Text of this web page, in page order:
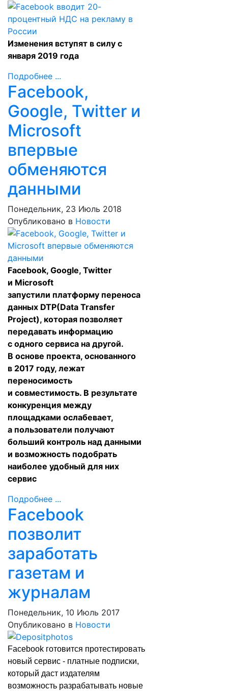
Изменения вступят в силу с
января 2019 года
Подробнее ...
Facebook,
Google, Twitter и
Microsoft
впервые
обменяются
данными
Понедельник, 23 Июль 2018
Опубликовано в Новости
Facebook, Google, Twitter
и Microsoft
запустили платформу переноса
данных DTP(Data Transfer
Project), которая позволяет
передавать информацию
с одного сервиса на другой.
В основе проекта, основанного
в 2017 году, лежат
переносимость
и совместимость. В результате
конкуренция между
площадками ослабевает,
а пользователи получают
больший контроль над данными
и возможность подобрать
наиболее удобный для них
сервис
Подробнее ...
Facebook
позволит
заработать
газетам и
журналам
Понедельник, 10 Июль 2017
Опубликовано в Новости
Facebook готовится протестировать
новый сервис - платные подписки,
который даст издателям
возможность разрабатывать новые